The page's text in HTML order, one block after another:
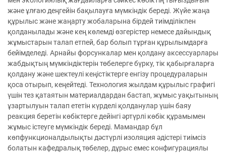
және ұлғаю деңгейін бақылауға мүмкіндік береді. Жүйе жаңа
құрылыс және жаңарту жобаларына бірдей тиімділікпен
қолданылады және кең көлемді өзгерістер немесе дайындық
жұмыстарын талап етпей, бар болып тұрған құрылымдарға
бейімделеді. Арнайы форсункалар мен қолдану аксессуарлары
жабдықтың мүмкіндіктерін төбелерге бүрку, тік қабырғаларға
қолдану және шектеулі кеңістіктерге енгізу процедураларын
қоса отырып, кеңейтеді. Технология жылдам құрылыс графигі
үшін тез қатаятын материалдардан бастап, жұмыс уақытының
ұзартылуын талап ететін күрделі қолданулар үшін баяу
реакция беретін көбіктерге дейінгі әртүрлі көбік құрамымен
жұмыс істеуге мүмкіндік береді. Мамандар бұл
көпфункционалдылықты дәстүрлі изоляция әдістері тиімсіз
болатын кафедралық төбелер, дұрыс емес конфигурациялы